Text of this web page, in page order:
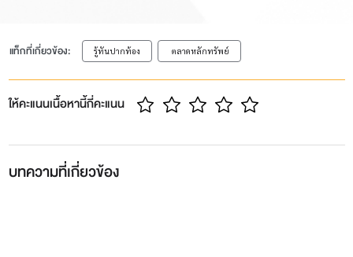
แท็กที่เกี่ยวข้อง: รู้ทันปากท้อง ​ ตลาดหลักทรัพย์
ให้คะแนนเนื้อหานี้กี่คะแนน
บทความที่เกี่ยวข้อง